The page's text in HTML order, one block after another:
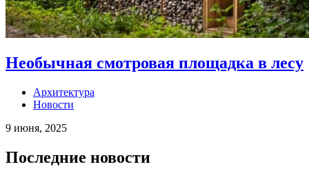
Необычная смотровая площадка в лесу
Архитектура
Новости
9 июня, 2025
Последние новости